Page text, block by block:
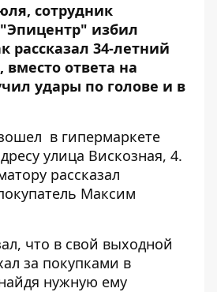
сотрудник
избил
рассказал 34-летний
ответа на
удары по голове и в
в гипермаркете
улица Вискозная, 4.
рассказал
Максим
что в свой выходной
за покупками в
нужную ему